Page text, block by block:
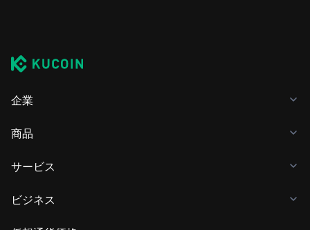
企業
商品
サービス
ビジネス